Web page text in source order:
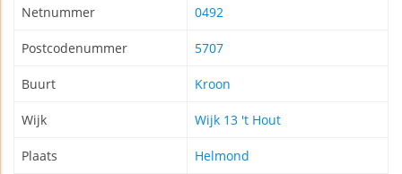
Netnummer 0492
Postcodenummer 5707
Buurt Kroon
Wijk Wijk 13 't Hout
Plaats Helmond